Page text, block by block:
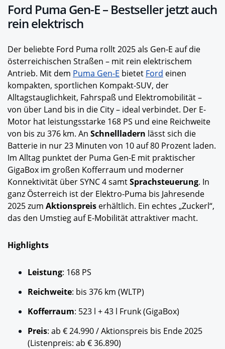
Ford Puma Gen-E – Bestseller jetzt auch
rein elektrisch
Der beliebte Ford Puma rollt 2025 als Gen-E auf die
österreichischen Straßen – mit rein elektrischem
Antrieb. Mit dem Puma Gen-E bietet Ford einen
kompakten, sportlichen Kompakt-SUV, der
Alltagstauglichkeit, Fahrspaß und Elektromobilität –
von über Land bis in die City – ideal verbindet. Der E-
Motor hat leistungsstarke 168 PS und eine Reichweite
von bis zu 376 km. An Schnellladern lässt sich die
Batterie in nur 23 Minuten von 10 auf 80 Prozent laden.
Im Alltag punktet der Puma Gen-E mit praktischer
GigaBox im großen Kofferraum und moderner
Konnektivität über SYNC 4 samtSprachsteuerung. In
ganz Österreich ist der Elektro-Puma bis Jahresende
2025 zum Aktionspreis erhältlich. Ein echtes „Zuckerl“,
das den Umstieg auf E-Mobilität attraktiver macht.
Highlights
Leistung: 168 PS
Reichweite: bis 376 km (WLTP)
Kofferraum: 523 l + 43 l Frunk (GigaBox)
Preis: ab € 24.990 / Aktionspreis bis Ende 2025
(Listenpreis: ab € 36.890)